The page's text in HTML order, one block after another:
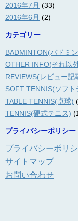
2016年7月 (33)
2016年6月 (2)
カテゴリー
BADMINTON(バドミ
OTHER INFO(それ以
REVIEWS(レビュー記
SOFT TENNIS(ソフト
TABLE TENNIS(卓球)
TENNIS(硬式テニス)
プライバシーポリシー
プライバシーポリ
サイトマップ
お問い合わせ